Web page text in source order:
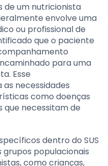
de um nutricionista
envolve uma
ou profissional de
que o paciente
para uma
Esse
necessidades
como doenças
que necessitam de
dentro do SUS
populacionais
como crianças,